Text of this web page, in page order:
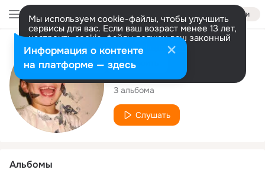
Войти
Мы используем cookie-файлы, чтобы улучшить
сервисы для вас. Если ваш возраст менее 13 лет,
настроить cookie-файлы должен ваш законный
представитель. Больше информации
Разрешить все Настроить
Исполнитель
Chetco Point
3 альбома
Слушать
Альбомы
Информация о контенте
на платформе — здесь